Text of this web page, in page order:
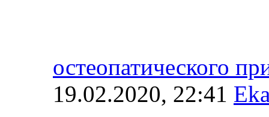
остеопатического
19.02.2020, 22:41